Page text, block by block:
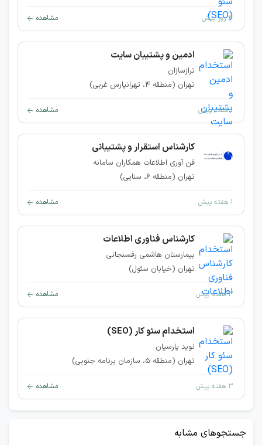
۴ روز پیش مشاهده
ادمین و پشتیبان سایت
ترازسازان
تهران (منطقه ۴، تهرانپارس غربی)
۱ هفته پیش مشاهده
کارشناس استقرار و پشتیبانی
فن آوری اطلاعات همکاران سامانه
تهران (منطقه ۶، سنایی)
۱ هفته پیش مشاهده
کارشناس فناوری اطلاعات
بیمارستان هاشمی رفسنجانی
تهران (خیابان سئول)
۳ هفته پیش مشاهده
استخدام سئو کار (SEO)
نوید پارسیان
تهران (منطقه ۵، سازمان برنامه جنوبی)
۳ هفته پیش مشاهده
جستجوهای مشابه